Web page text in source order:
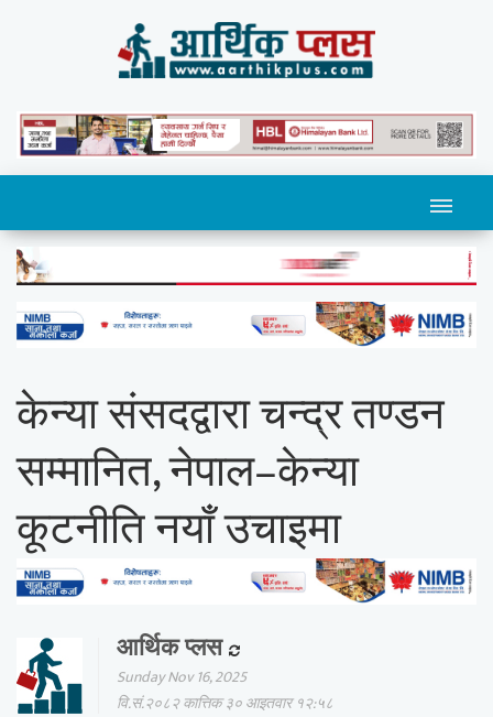
केन्या संसदद्वारा चन्द्र तण्डन
सम्मानित, नेपाल–केन्या
कूटनीति नयाँ उचाइमा
आर्थिक प्लस
Sunday Nov 16, 2025
वि.सं.२०८२ कात्तिक ३० आइतवार १२:५८